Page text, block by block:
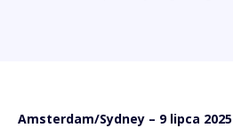
Amsterdam/Sydney – 9 lipca 2025